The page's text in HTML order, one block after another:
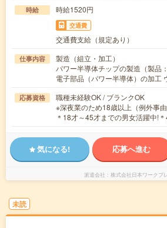
時給 時給1520円
交通費
交通費支給（規定あり）
仕事内容
製造（組立・加工）
パワー半導体チップの製造（製品
電子部品（パワー半導体）の加工
応募資格
職種未経験OK / ブランクOK
※深夜業のため18歳以上（例外事
＊18才～45才までの男女活躍中!
気になる! 応募へ進む
派遣会社 株式会社日本ワークプ
未読